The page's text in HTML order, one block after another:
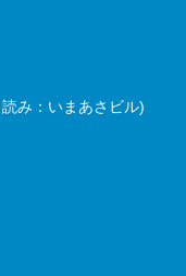
み：いまあさビル)